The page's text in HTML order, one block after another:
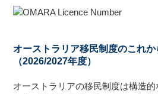
オーストラリア移民制度のこれか
（2026/2027年度）
オーストラリアの移民制度は構造